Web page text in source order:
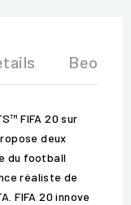
FIFA 20 sur
deux
du football
réaliste de
FIFA 20 innove